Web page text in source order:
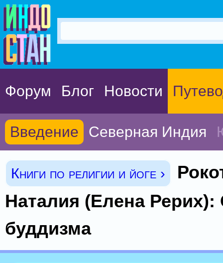
Форум Блог Новости
Введение Северная Индия
Книги по религии и йоге ›
Наталия (Елена
буддизма